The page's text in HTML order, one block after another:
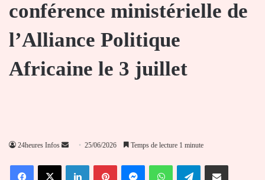
conférence ministérielle de
l’Alliance Politique
Africaine le 3 juillet
24heures Infos
Envoyer
courriel
25/06/2026 Temps de lecture 1 minute
FacebookX LinkedinPinterestMessengerWhatsAppTelegramPartager par email